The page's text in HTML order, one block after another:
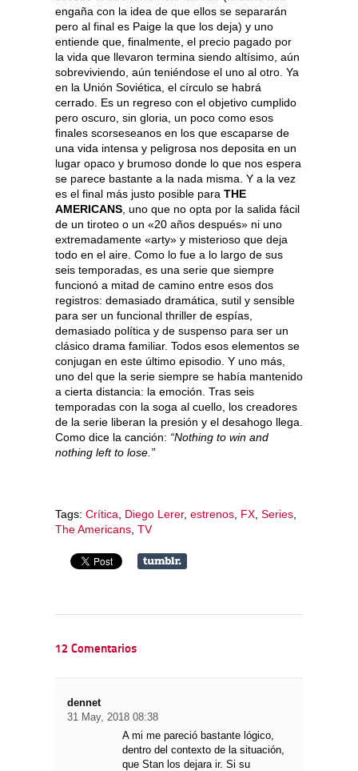
engaña con la idea de que ellos se separarán
pero al final es Paige la que los deja) y uno
entiende que, finalmente, el precio pagado por
la vida que llevaron termina siendo altísimo, aún
sobreviviendo, aún teniéndose el uno al otro. Ya
en la Unión Soviética, el círculo se habrá
cerrado. Es un regreso con el objetivo cumplido
pero oscuro, sin gloria, un poco como esos
finales scorseseanos en los que escaparse de
una vida intensa y peligrosa nos deposita en un
lugar opaco y brumoso donde lo que nos espera
se parece bastante a la nada misma. Y a la vez
es el final más justo posible para THE
AMERICANS , uno que no opta por la salida fácil
de un tiroteo o un «20 años después» ni uno
extremadamente «arty» y misterioso que deja
todo en el aire. Como lo fue a lo largo de sus
seis temporadas, es una serie que siempre
funcionó a mitad de camino entre esos dos
registros: demasiado dramática, sutil y sensible
para ser un funcional thriller de espías,
demasiado política y de suspenso para ser un
clásico drama familiar. Todos esos elementos se
conjugan en este último episodio. Y uno más,
uno del que la serie siempre se había mantenido
a cierta distancia: la emoción. Tras seis
temporadas con la soga al cuello, los creadores
de la serie liberan la presión y el desahogo llega.
Como dice la canción: “Nothing to win and
nothing left to lose.”
Tags: Crítica Diego Lerer, estrenos FX Series
The Americans TV
12 Comentarios
dennet
31 May, 2018 08:38
A mi me pareció bastante lógico,
dentro del contexto de la situación,
que Stan los dejara ir. Si su